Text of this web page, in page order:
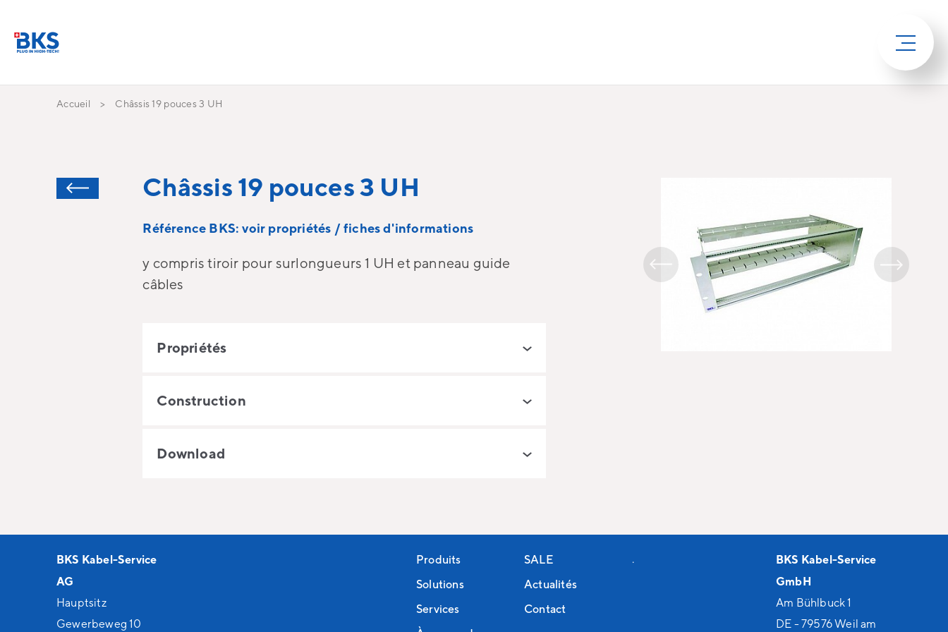
Accueil Châssis 19 pouces 3 UH
Châssis 19 pouces 3 UH
Référence BKS: voir propriétés / fiches d'informations
y compris tiroir pour surlongueurs 1 UH et panneau guide
câbles
Propriétés
Construction
Download
BKS Kabel-Service
AG
Hauptsitz
Gewerbeweg 10
Produits
Solutions
Services
SALE
Actualités
Contact
.
BKS Kabel-Service
GmbH
Am Bühlbuck 1
DE - 79576 Weil am